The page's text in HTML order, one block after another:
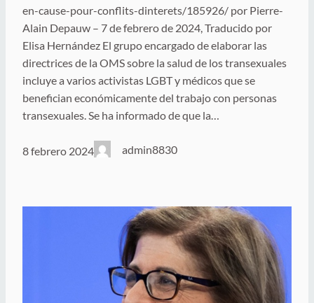
en-cause-pour-conflits-dinterets/185926/ por Pierre-
Alain Depauw – 7 de febrero de 2024, Traducido por
Elisa Hernández El grupo encargado de elaborar las
directrices de la OMS sobre la salud de los transexuales
incluye a varios activistas LGBT y médicos que se
benefician económicamente del trabajo con personas
transexuales. Se ha informado de que la…
8 febrero 2024 admin8830